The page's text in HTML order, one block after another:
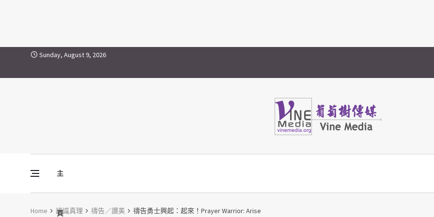
Skip to content
禱告勇士興起：起來！Prayer Warrior: Arise
Sunday, August 9, 2026
主
頁
Vine Media
葡萄樹傳媒
Home 認識真理 禱告／讚美 禱告勇士興起：起來！Prayer Warrior: Arise